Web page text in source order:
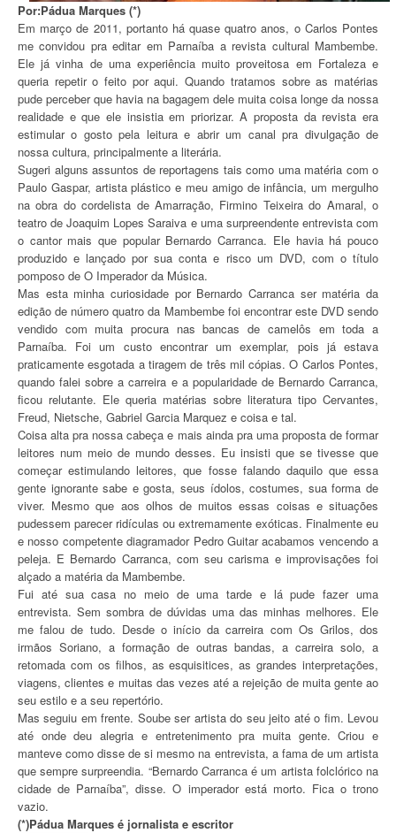
Por:Pádua Marques (*)
Em março de 2011, portanto há quase quatro anos, o Carlos Pontes
me convidou pra editar em Parnaíba a revista cultural Mambembe.
Ele já vinha de uma experiência muito proveitosa em Fortaleza e
queria repetir o feito por aqui. Quando tratamos sobre as matérias
pude perceber que havia na bagagem dele muita coisa longe da nossa
realidade e que ele insistia em priorizar. A proposta da revista era
estimular o gosto pela leitura e abrir um canal pra divulgação de
nossa cultura, principalmente a literária.
Sugeri alguns assuntos de reportagens tais como uma matéria com o
Paulo Gaspar, artista plástico e meu amigo de infância, um mergulho
na obra do cordelista de Amarração, Firmino Teixeira do Amaral, o
teatro de Joaquim Lopes Saraiva e uma surpreendente entrevista com
o cantor mais que popular Bernardo Carranca. Ele havia há pouco
produzido e lançado por sua conta e risco um DVD, com o título
pomposo de O Imperador da Música.
Mas esta minha curiosidade por Bernardo Carranca ser matéria da
edição de número quatro da Mambembe foi encontrar este DVD sendo
vendido com muita procura nas bancas de camelôs em toda a
Parnaíba. Foi um custo encontrar um exemplar, pois já estava
praticamente esgotada a tiragem de três mil cópias. O Carlos Pontes,
quando falei sobre a carreira e a popularidade de Bernardo Carranca,
ficou relutante. Ele queria matérias sobre literatura tipo Cervantes,
Freud, Nietsche, Gabriel Garcia Marquez e coisa e tal.
Coisa alta pra nossa cabeça e mais ainda pra uma proposta de formar
leitores num meio de mundo desses. Eu insisti que se tivesse que
começar estimulando leitores, que fosse falando daquilo que essa
gente ignorante sabe e gosta, seus ídolos, costumes, sua forma de
viver. Mesmo que aos olhos de muitos essas coisas e situações
pudessem parecer ridículas ou extremamente exóticas. Finalmente eu
e nosso competente diagramador Pedro Guitar acabamos vencendo a
peleja. E Bernardo Carranca, com seu carisma e improvisações foi
alçado a matéria da Mambembe.
Fui até sua casa no meio de uma tarde e lá pude fazer uma
entrevista. Sem sombra de dúvidas uma das minhas melhores. Ele
me falou de tudo. Desde o início da carreira com Os Grilos, dos
irmãos Soriano, a formação de outras bandas, a carreira solo, a
retomada com os filhos, as esquisitices, as grandes interpretações,
viagens, clientes e muitas das vezes até a rejeição de muita gente ao
seu estilo e a seu repertório.
Mas seguiu em frente. Soube ser artista do seu jeito até o fim. Levou
até onde deu alegria e entretenimento pra muita gente. Criou e
manteve como disse de si mesmo na entrevista, a fama de um artista
que sempre surpreendia. “Bernardo Carranca é um artista folclórico na
cidade de Parnaíba”, disse. O imperador está morto. Fica o trono
vazio.
(*)Pádua Marques é jornalista e escritor